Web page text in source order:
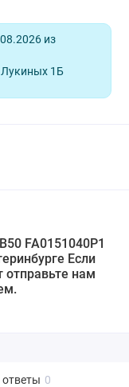
из
Лукиных 1Б
FA0151040P1
Если
отправьте нам
0